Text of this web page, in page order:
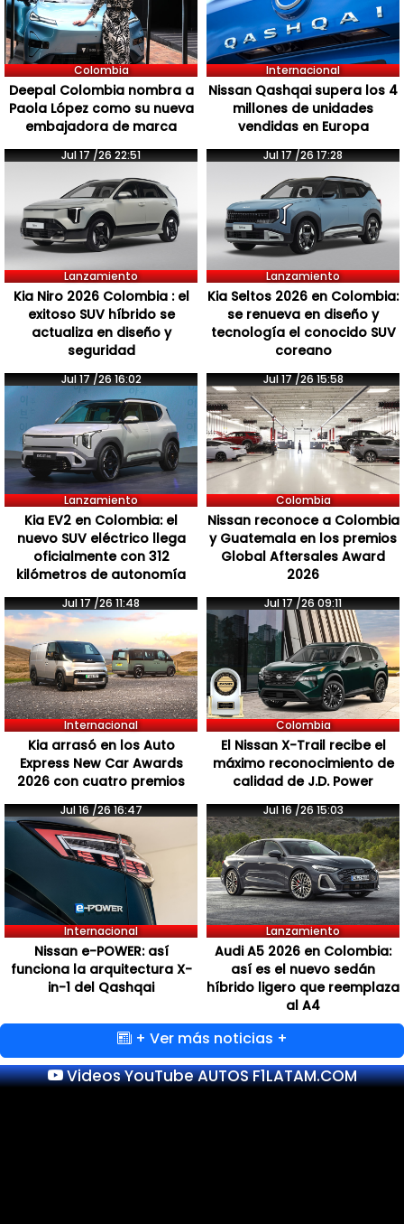
Colombia
Deepal Colombia nombra a
Paola López como su nueva
embajadora de marca
Internacional
Nissan Qashqai supera los 4
millones de unidades
vendidas en Europa
Jul 17 /26 22:51
Lanzamiento
Kia Niro 2026 Colombia : el
exitoso SUV híbrido se
actualiza en diseño y
seguridad
Jul 17 /26 17:28
Lanzamiento
Kia Seltos 2026 en Colombia:
se renueva en diseño y
tecnología el conocido SUV
coreano
Jul 17 /26 16:02
Lanzamiento
Kia EV2 en Colombia: el
nuevo SUV eléctrico llega
oficialmente con 312
kilómetros de autonomía
Jul 17 /26 15:58
Colombia
Nissan reconoce a Colombia
y Guatemala en los premios
Global Aftersales Award
2026
Jul 17 /26 11:48
Internacional
Kia arrasó en los Auto
Express New Car Awards
2026 con cuatro premios
Jul 17 /26 09:11
Colombia
El Nissan X-Trail recibe el
máximo reconocimiento de
calidad de J.D. Power
Jul 16 /26 16:47
Internacional
Nissan e-POWER: así
funciona la arquitectura X-
in-1 del Qashqai
Jul 16 /26 15:03
Lanzamiento
Audi A5 2026 en Colombia:
así es el nuevo sedán
híbrido ligero que reemplaza
al A4
+ Ver más noticias +
Videos YouTube AUTOS F1LATAM.COM